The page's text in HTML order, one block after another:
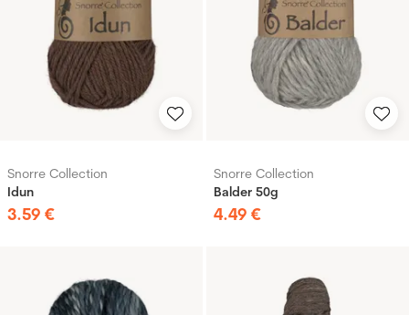
Snorre Collection
Idun
3.59 €
Snorre Collection
Balder 50g
4.49 €